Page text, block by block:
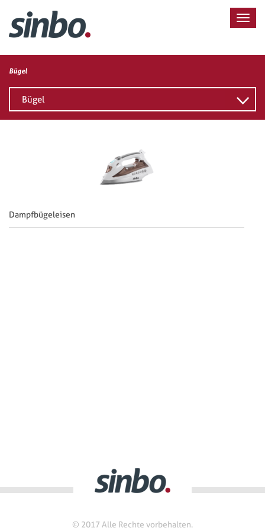
Bügel
Bügel
Dampfbügeleisen
© 2017 Alle Rechte vorbehalten.